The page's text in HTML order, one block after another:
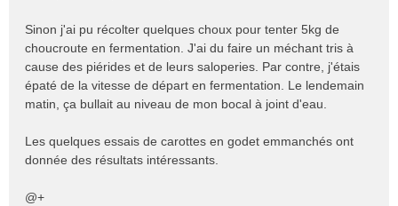
Sinon j'ai pu récolter quelques choux pour tenter 5kg de
choucroute en fermentation. J'ai du faire un méchant tris à
cause des piérides et de leurs saloperies. Par contre, j'étais
épaté de la vitesse de départ en fermentation. Le lendemain
matin, ça bullait au niveau de mon bocal à joint d'eau.
Les quelques essais de carottes en godet emmanchés ont
donnée des résultats intéressants.
@+